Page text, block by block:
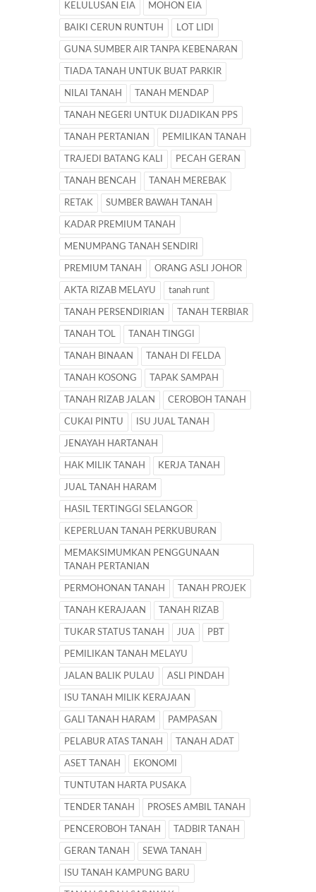
KELULUSAN EIA MOHON EIA
BAIKI CERUN RUNTUH LOT LIDI
GUNA SUMBER AIR TANPA KEBENARAN
TIADA TANAH UNTUK BUAT PARKIR
NILAI TANAH TANAH MENDAP
TANAH NEGERI UNTUK DIJADIKAN PPS
TANAH PERTANIAN PEMILIKAN TANAH
TRAJEDI BATANG KALI PECAH GERAN
TANAH BENCAH TANAH MEREBAK
RETAK SUMBER BAWAH TANAH
KADAR PREMIUM TANAH
MENUMPANG TANAH SENDIRI
PREMIUM TANAH ORANG ASLI JOHOR
AKTA RIZAB MELAYU tanah runt
TANAH PERSENDIRIAN TANAH TERBIAR
TANAH TOL TANAH TINGGI
TANAH BINAAN TANAH DI FELDA
TANAH KOSONG TAPAK SAMPAH
TANAH RIZAB JALAN CEROBOH TANAH
CUKAI PINTU ISU JUAL TANAH
JENAYAH HARTANAH
HAK MILIK TANAH KERJA TANAH
JUAL TANAH HARAM
HASIL TERTINGGI SELANGOR
KEPERLUAN TANAH PERKUBURAN
MEMAKSIMUMKAN PENGGUNAAN
TANAH PERTANIAN
PERMOHONAN TANAH TANAH PROJEK
TANAH KERAJAAN TANAH RIZAB
TUKAR STATUS TANAH JUA PBT
PEMILIKAN TANAH MELAYU
JALAN BALIK PULAU ASLI PINDAH
ISU TANAH MILIK KERAJAAN
GALI TANAH HARAM PAMPASAN
PELABUR ATAS TANAH TANAH ADAT
ASET TANAH EKONOMI
TUNTUTAN HARTA PUSAKA
TENDER TANAH PROSES AMBIL TANAH
PENCEROBOH TANAH TADBIR TANAH
GERAN TANAH SEWA TANAH
ISU TANAH KAMPUNG BARU